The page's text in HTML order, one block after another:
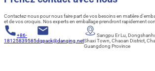
Contactez-nous pour nous faire part de vos besoins en matière
et de vos croquis. Nos experts en emballage prendront rapidement
+86-
18125839585dqpack@danqing.net
Sangpu Er Lu,
Shaxi Town, Chaoan District,
Guangdong Province